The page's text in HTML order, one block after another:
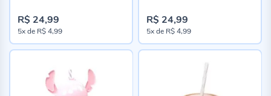
R$ 24,99
5xde R$ 4,99
R$ 24,99
5xde R$ 4,99